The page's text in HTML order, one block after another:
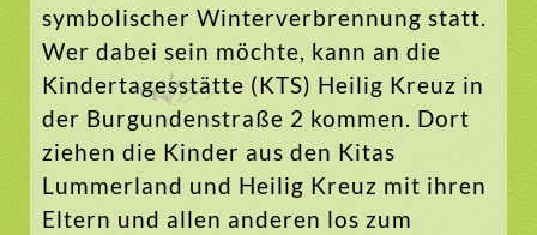
symbolischer Winterverbrennung statt.
Wer dabei sein möchte, kann an die
Kindertagesstätte (KTS) Heilig Kreuz in
der Burgundenstraße 2 kommen. Dort
ziehen die Kinder aus den Kitas
Lummerland und Heilig Kreuz mit ihren
Eltern und allen anderen los zum